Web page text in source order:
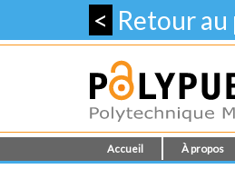
< Retour
Accueil À propos